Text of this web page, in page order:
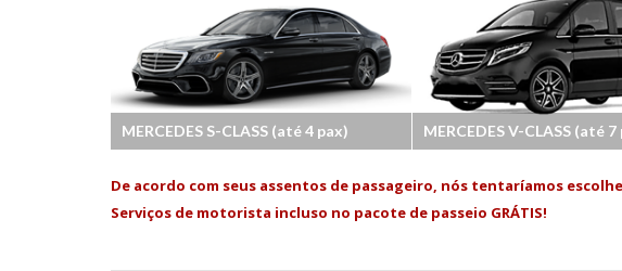
MERCEDES S-CLASS (até 4 pax) MERCEDES V-CLASS (até 7
De acordo com seus assentos de passageiro, nós tentaríamos
Serviços de motorista incluso no pacote de passeio GRÁTIS!